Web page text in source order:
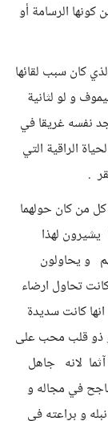
كونها الرسامة أو
كان سبب لقائها
و لو لثانية
نفسه غريقا في
الراقية التي
.
من كان حولهما
لهذا
و يحاولون
تحاول ارضاء
كانت سديدة
ذو قلب محب على
آثما لانه جاهل
في مجاله و
و براعته في